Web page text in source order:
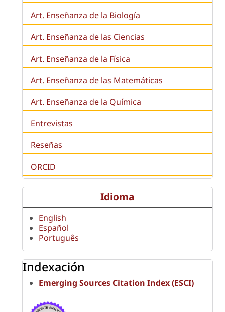
Art. Enseñanza de la Biología
Art. Enseñanza de las Ciencias
Art. Enseñanza de la Física
Art. Enseñanza de las Matemáticas
Art. Enseñanza de la Química
Entrevistas
Reseñas
ORCID
Idioma
English
Español
Português
Indexación
Emerging Sources Citation Index (ESCI)